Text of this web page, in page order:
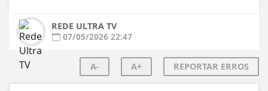
REDE ULTRA TV
07/05/2026 22:47
A- A+ REPORTAR ERROS